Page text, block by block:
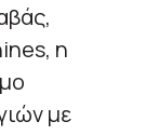
η
με